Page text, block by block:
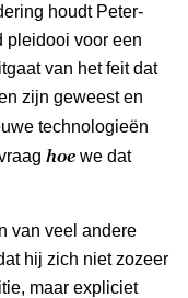
houdt Peter-
pleidooi voor een
van het feit dat
zijn geweest en
technologieën
hoe we dat
van veel andere
hij zich niet zozeer
maar expliciet